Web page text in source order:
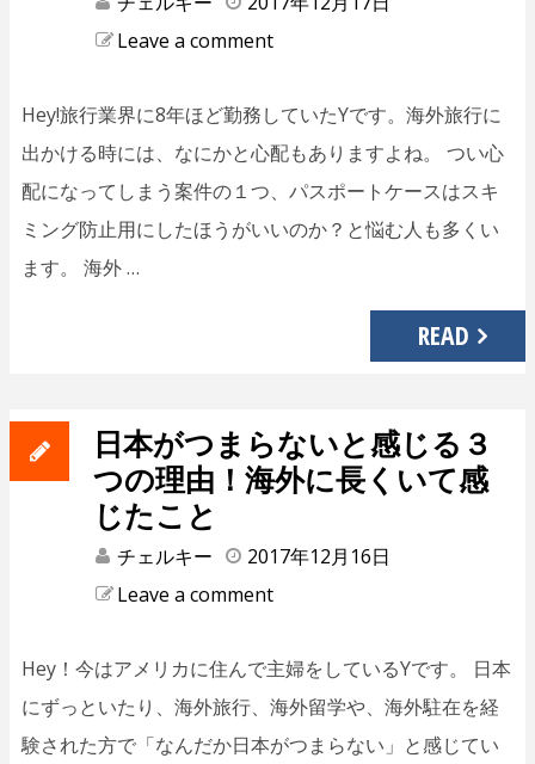
Leave a comment
Hey!旅行業界に8年ほど勤務していたYです。海外旅行に
出かける時には、なにかと心配もありますよね。 つい心
配になってしまう案件の１つ、パスポートケースはスキ
ミング防止用にしたほうがいいのか？と悩む人も多くい
ます。 海外 …
READ
日本がつまらないと感じる３
つの理由！海外に長くいて感
じたこと
チェルキー
2017年12月16日
Leave a comment
Hey！今はアメリカに住んで主婦をしているYです。 日本
にずっといたり、海外旅行、海外留学や、海外駐在を経
験された方で「なんだか日本がつまらない」と感じてい